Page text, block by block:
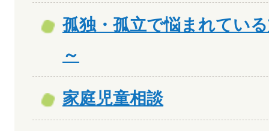
孤独・孤立で悩まれてい
～
家庭児童相談